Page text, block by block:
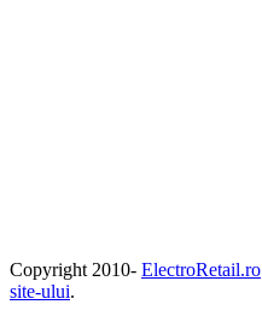
Copyright 2010- ElectroRetail.ro
site-ului.